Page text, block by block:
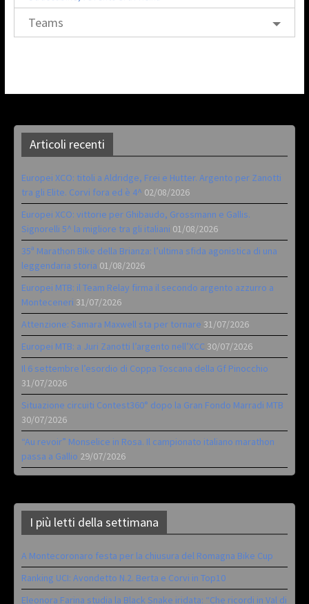
Teams
Articoli recenti
Europei XCO: titoli a Aldridge, Frei e Hutter. Argento per Zanotti
tra gli Elite. Corvi fora ed è 4^ 02/08/2026
Europei XCO: vittorie per Ghibaudo, Grossmann e Gallis.
Signorelli 5^ la migliore tra gli italiani 01/08/2026
35ª Marathon Bike della Brianza: l’ultima sfida agonistica di una
leggendaria storia 01/08/2026
Europei MTB: il Team Relay firma il secondo argento azzurro a
Monteceneri 31/07/2026
Attenzione: Samara Maxwell sta per tornare 31/07/2026
Europei MTB: a Juri Zanotti l’argento nell’XCC 30/07/2026
Il 6 settembre l’esordio di Coppa Toscana della Gf Pinocchio
31/07/2026
Situazione circuiti Contest360° dopo la Gran Fondo Marradi MTB
30/07/2026
“Au revoir” Monselice in Rosa. Il campionato italiano marathon
passa a Gallio 29/07/2026
I più letti della settimana
A Montecoronaro festa per la chiusura del Romagna Bike Cup
Ranking UCI: Avondetto N.2. Berta e Corvi in Top10
Eleonora Farina studia la Black Snake iridata: “Che ricordi in Val di